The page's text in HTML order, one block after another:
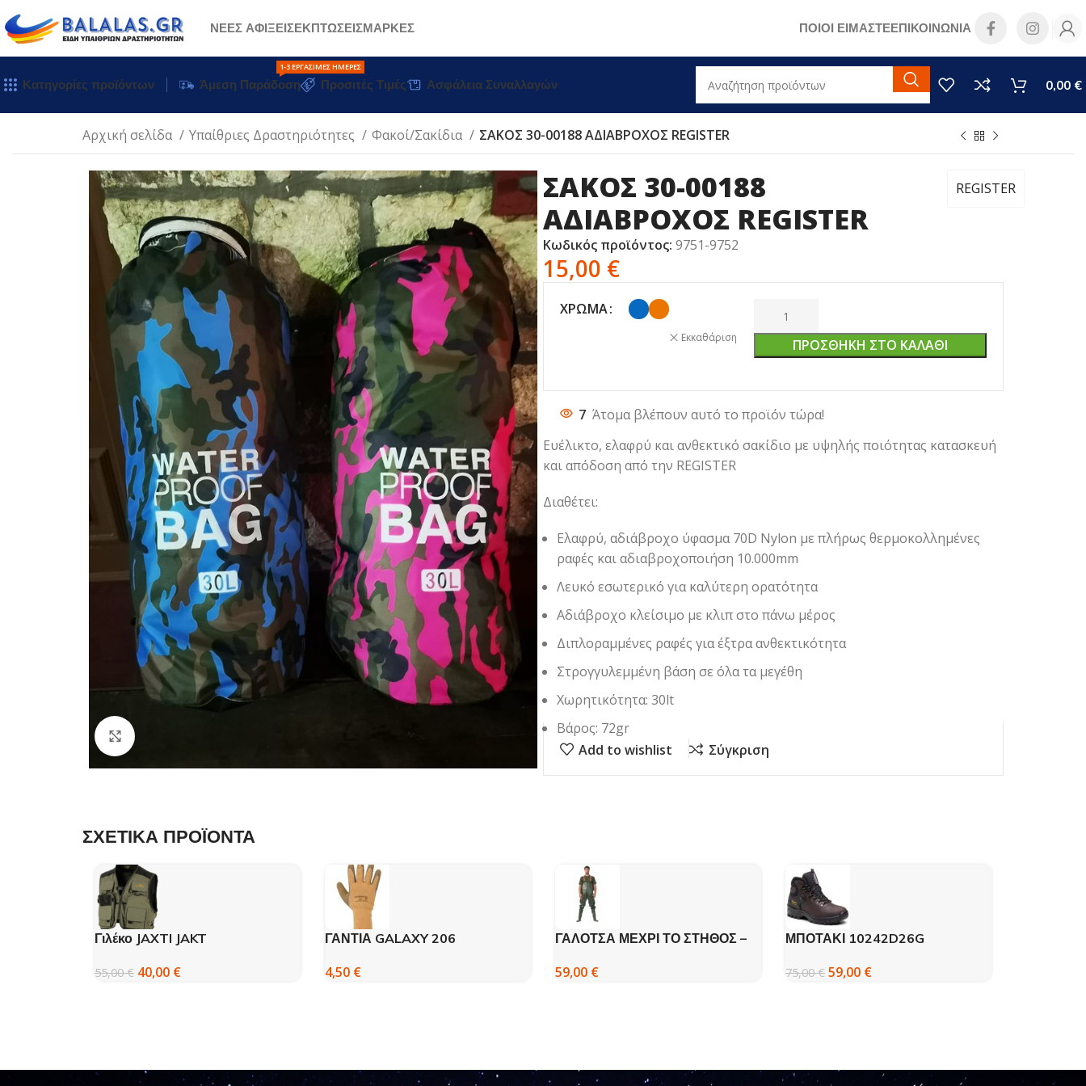
ΝΕΕΣ ΑΦΙΞΕΙΣΕΚΠΤΩΣΕΙΣΜΑΡΚΕΣ ΠΟΙΟΙ ΕΙΜΑΣΤΕΕΠΙΚΟΙΝΩΝΙΑ
Κατηγορίες προϊόντων Άμεση Παράδοση
1-3 ΕΡΓΆΣΙΜΕΣ ΗΜΈΡΕΣ
Προσιτές Τιμές Ασφάλεια Συναλλαγών 0,00 €
Αρχική σελίδα Υπαίθριες Δραστηριότητες Φακοί/Σακίδια ΣΑΚΟΣ 30-00188 ΑΔΙΑΒΡΟΧΟΣ REGISTER
ΣΑΚΟΣ 30-00188
ΑΔΙΑΒΡΟΧΟΣ REGISTER
REGISTER
Κωδικός προϊόντος: 9751-9752
15,00 €
ΧΡΏΜΑ
Εκκαθάριση ΠΡΟΣΘΉΚΗ ΣΤΟ ΚΑΛΆΘΙ
7 Άτομα βλέπουν αυτό το προϊόν τώρα!
Ευέλικτο, ελαφρύ και ανθεκτικό σακίδιο με υψηλής ποιότητας κατασκευή
και απόδοση από την REGISTER
Διαθέτει:
Ελαφρύ, αδιάβροχο ύφασμα 70D Nylon με πλήρως θερμοκολλημένες
ραφές και αδιαβροχοποιήση 10.000mm
Λευκό εσωτερικό για καλύτερη ορατότητα
Αδιάβροχο κλείσιμο με κλιπ στο πάνω μέρος
Διπλοραμμένες ραφές για έξτρα ανθεκτικότητα
Στρογγυλεμμένη βάση σε όλα τα μεγέθη
Χωρητικότητα: 30lt
Βάρος: 72gr
Add to wishlist
Σύγκριση
ΣΧΕΤΙΚΑ ΠΡΟΪΟΝΤΑ
Γιλέκο JAXTI JAKT
55,00€ 40,00 €
ΓΑΝΤΙΑ GALAXY 206
4,50 €
ΓΑΛΟΤΣΑ ΜΕΧΡΙ ΤΟ ΣΤΗΘΟΣ –
59,00 €
ΜΠΟΤΑΚΙ 10242D26G
75,00€ 59,00 €